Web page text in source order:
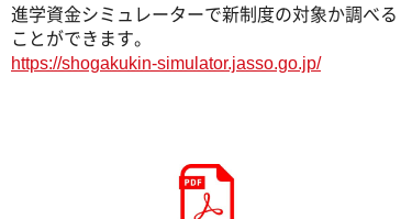
進学資金シミュレーターで新制度の対象か調べる
ことができます。
https://shogakukin-simulator.jasso.go.jp/